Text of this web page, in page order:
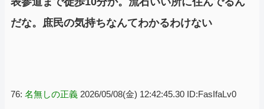
だな。庶民の気持ちなんてわかるわけない
76: 名無しの正義 2026/05/08(金) 12:42:45.30 ID:FasIfaLv0